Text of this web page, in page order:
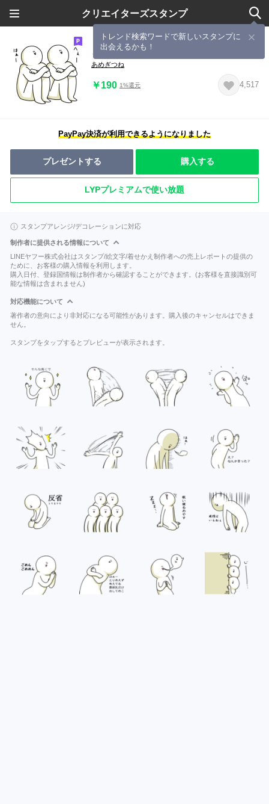
クリエイターズスタンプ
トレンド検索ワードで新しいスタンプに
出会えるかも！
とりあえず笑っておこうと思う人
あめぎつね
￥190 1%還元 4,517
PayPay決済が利用できるようになりました
プレゼントする 購入する
LYPプレミアムで使い放題
スタンプアレンジ/デコレーションに対応
制作者に提供される情報について
LINEヤフー株式会社はスタンプ/絵文字/着せかえ制作者への売上レポートの提供の
ために、お客様の購入情報を利用します。
購入日付、登録国情報は制作者から確認することができます。(お客様を直接識別可
能な情報は含まれません)
対応機能について
著作者の意向により非対応になる可能性があります。購入後のキャンセルはできま
せん。
スタンプをタップするとプレビューが表示されます。